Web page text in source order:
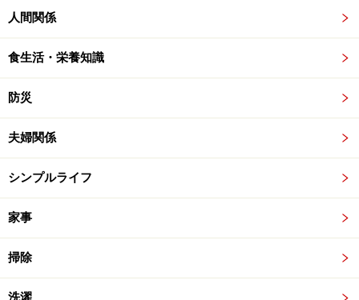
人間関係
食生活・栄養知識
防災
夫婦関係
シンプルライフ
家事
掃除